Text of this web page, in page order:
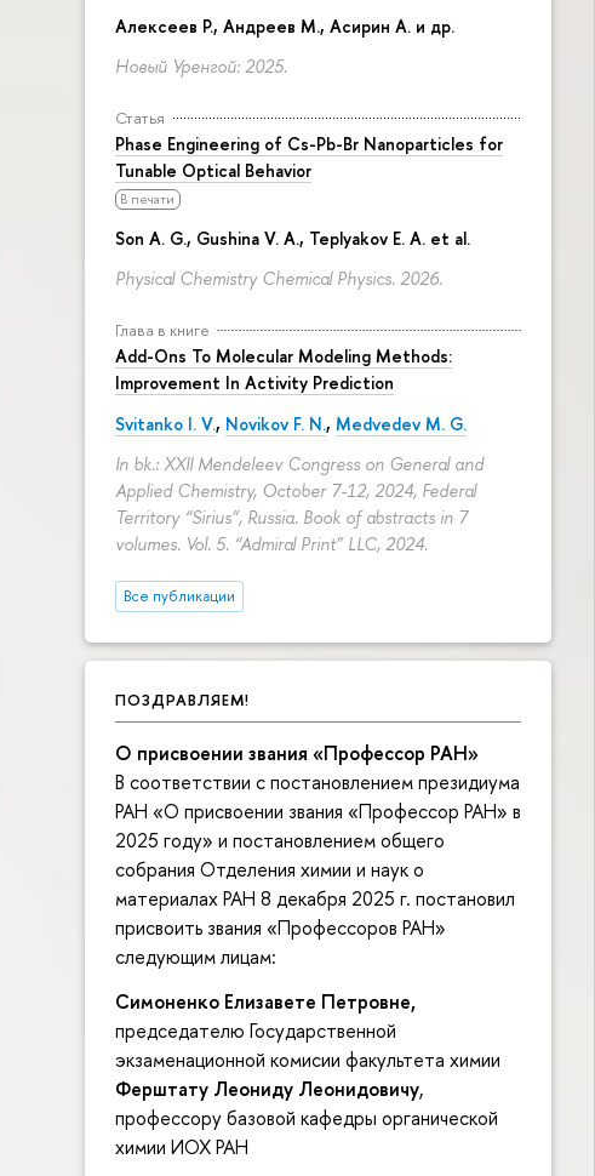
Алексеев Р., Андреев М., Асирин А. и др.
Новый Уренгой: 2025.
Статья
Phase Engineering of Cs-Pb-Br Nanoparticles for
Tunable Optical Behavior
В печати
Son A. G., Gushina V. A., Teplyakov E. A. et al.
Physical Chemistry Chemical Physics. 2026.
Глава в книге
Add-Ons To Molecular Modeling Methods:
Improvement In Activity Prediction
Svitanko I. V., Novikov F. N., Medvedev M. G.
In bk.: XXII Mendeleev Congress on General and
Applied Chemistry, October 7-12, 2024, Federal
Territory “Sirius”, Russia. Book of abstracts in 7
volumes. Vol. 5. “Admiral Print” LLC, 2024.
Все публикации
ПОЗДРАВЛЯЕМ!
О присвоении звания «Профессор РАН»
В соответствии с постановлением президиума
РАН «О присвоении звания «Профессор РАН» в
2025 году» и постановлением общего
собрания Отделения химии и наук о
материалах РАН 8 декабря 2025 г. постановил
присвоить звания «Профессоров РАН»
следующим лицам:
Симоненко Елизавете Петровне,
председателю Государственной
экзаменационной комисии факультета химии
Ферштату Леониду Леонидовичу,
профессору базовой кафедры органической
химии ИОХ РАН